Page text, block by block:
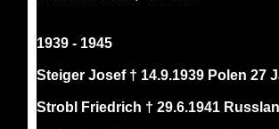
1939 - 1945
Steiger Josef † 14.9.1939 Polen 27
Strobl Friedrich † 29.6.1941